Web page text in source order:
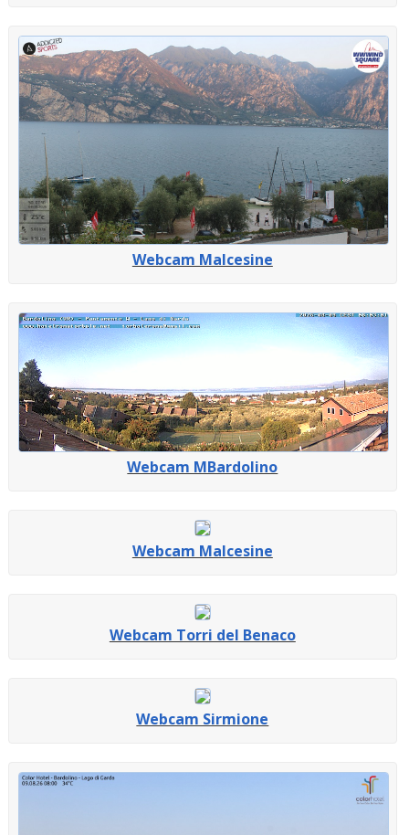
Webcam Malcesine
Webcam MBardolino
Webcam Malcesine
Webcam Torri del Benaco
Webcam Sirmione